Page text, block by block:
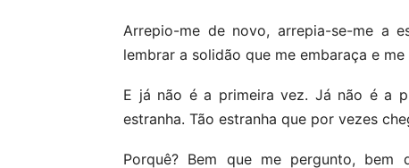
Arrepio-me de novo, arrepia-se-me a
lembrar a solidão que me embaraça e
E já não é a primeira vez. Já não é a
estranha. Tão estranha que por vezes
Porquê? Bem que me pergunto, bem